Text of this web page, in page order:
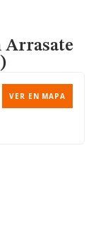
Arrasate
VER EN MAPA